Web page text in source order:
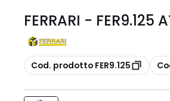
FERRARI - FER9.125
copia
Cod. prodotto FER9.125